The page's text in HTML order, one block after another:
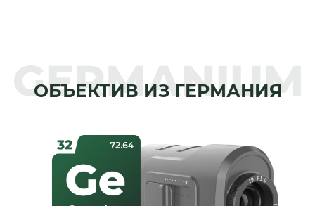
ОБЪЕКТИВ ИЗ ГЕРМАНИЯ